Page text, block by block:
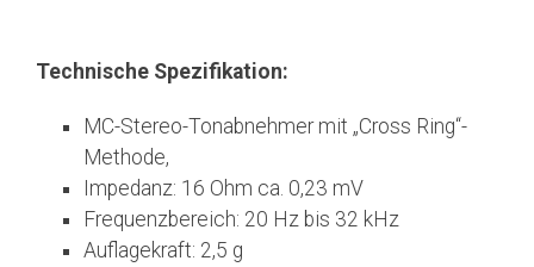
Technische Spezifikation:
MC-Stereo-Tonabnehmer mit „Cross Ring“-
Methode,
Impedanz: 16 Ohm ca. 0,23 mV
Frequenzbereich: 20 Hz bis 32 kHz
Auflagekraft: 2,5 g